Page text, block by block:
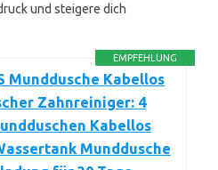
und steigere dich
EMPFEHLUNG
Munddusche Kabellos
Zahnreiniger: 4
Kabellos
Munddusche